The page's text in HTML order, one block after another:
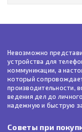
Невозможно
устройства для
коммуникации, а
который
производительности,
ведения дел до
надежную и быструю
Советы при